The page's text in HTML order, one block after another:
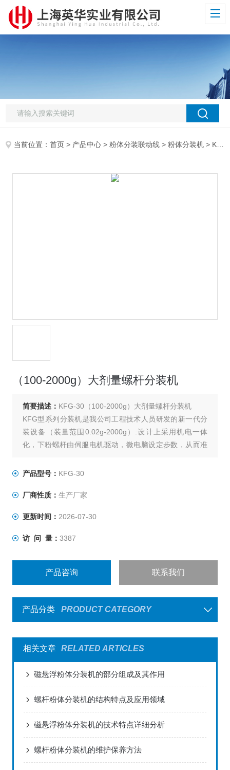
当前位置：首页 > 产品中心 >粉体分装联动线 >粉体分装机 > KFG-30（100-2000g）大剂量螺杆分装机
（100-2000g）大剂量螺杆分装机
简要描述： KFG-30（100-2000g）大剂量螺杆分装机
KFG型系列分装机是我公司工程技术人员研发的新一代分
装设备（装量范围0.02g-2000g）:设计上采用机电一体
化，下粉螺杆由伺服电机驱动，微电脑设定步数，从而准
服电机定位，整机设计合理，运行可靠稳定，操作简单，
GMP规范要求。
产品型号： KFG-30
厂商性质： 生产厂家
更新时间： 2026-07-30
访 问 量： 3387
产品咨询 联系我们
产品分类 PRODUCT CATEGORY
相关文章 RELATED ARTICLES
磁悬浮粉体分装机的部分组成及其作用
螺杆粉体分装机的结构特点及应用领域
磁悬浮粉体分装机的技术特点详细分析
螺杆粉体分装机的维护保养方法